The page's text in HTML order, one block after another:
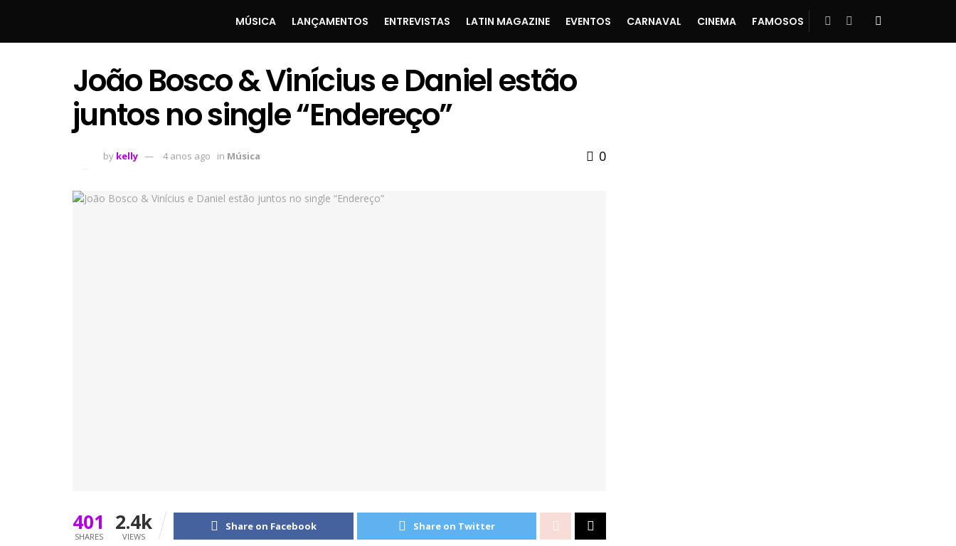
MÚSICA LANÇAMENTOS ENTREVISTAS LATIN MAGAZINE EVENTOS CARNAVAL CINEMA FAMOSOS
João Bosco & Vinícius e Daniel estão
juntos no single “Endereço”
by kelly 4 anos ago in Música 0
401
SHARES
2.4k
VIEWS
Share on Facebook Share on Twitter